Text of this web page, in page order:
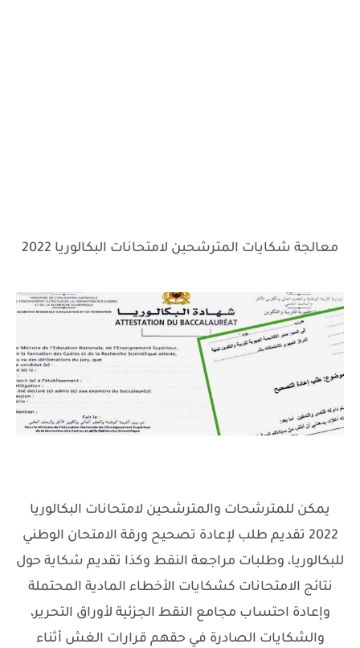
معالجة شكايات المترشحين لامتحانات البكالوريا 2022
يمكن للمترشحات والمترشحين لامتحانات البكالوريا
2022 تقديم طلب لإعادة تصحيح ورقة الامتحان الوطني
للبكالوريا، وطلبات مراجعة النقط وكذا تقديم شكاية حول
نتائج الامتحانات كشكايات الأخطاء المادية المحتملة
وإعادة احتساب مجامع النقط الجزئية لأوراق التحرير،
والشكايات الصادرة في حقهم قرارات الغش أثناء